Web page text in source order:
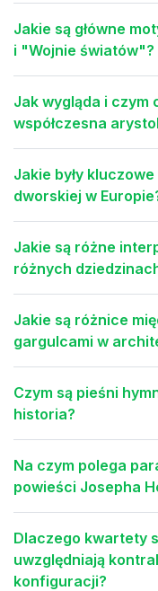
Jakie są główne
i "Wojnie światów"?
Jak wygląda i czym
współczesna
Jakie były
dworskiej w
Jakie są różne
różnych
Jakie są różnice
gargulcami w
Czym są pieśni
historia?
Na czym polega
powieści Josepha
Dlaczego kwartety
uwzględniają
konfiguracji?